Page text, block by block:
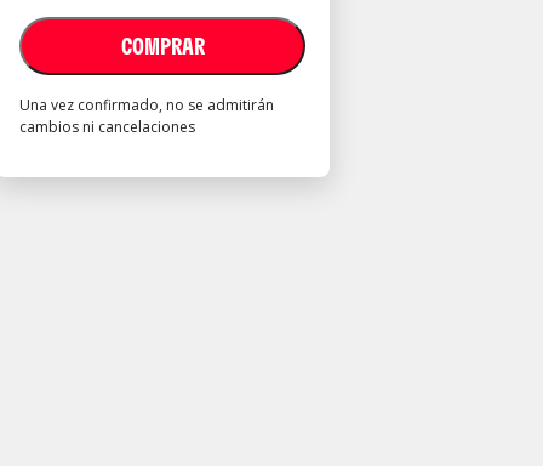
COMPRAR
Una vez confirmado, no se admitirán
cambios ni cancelaciones